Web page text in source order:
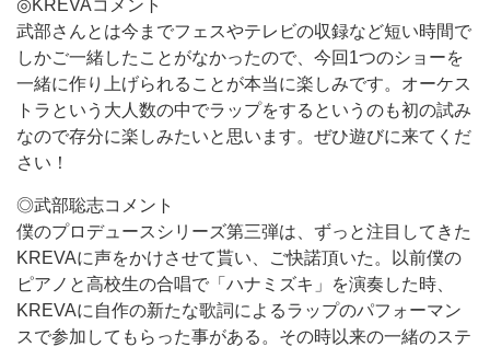
◎KREVAコメント
武部さんとは今までフェスやテレビの収録など短い時間で
しかご一緒したことがなかったので、今回1つのショーを
一緒に作り上げられることが本当に楽しみです。オーケス
トラという大人数の中でラップをするというのも初の試み
なので存分に楽しみたいと思います。ぜひ遊びに来てくだ
さい！
◎武部聡志コメント
僕のプロデュースシリーズ第三弾は、ずっと注目してきた
KREVAに声をかけさせて貰い、ご快諾頂いた。以前僕の
ピアノと高校生の合唱で「ハナミズキ」を演奏した時、
KREVAに自作の新たな歌詞によるラップのパフォーマン
スで参加してもらった事がある。その時以来の一緒のステ